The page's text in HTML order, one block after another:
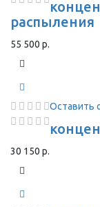
распыления
55 500 р.
Оставить
30 150 р.